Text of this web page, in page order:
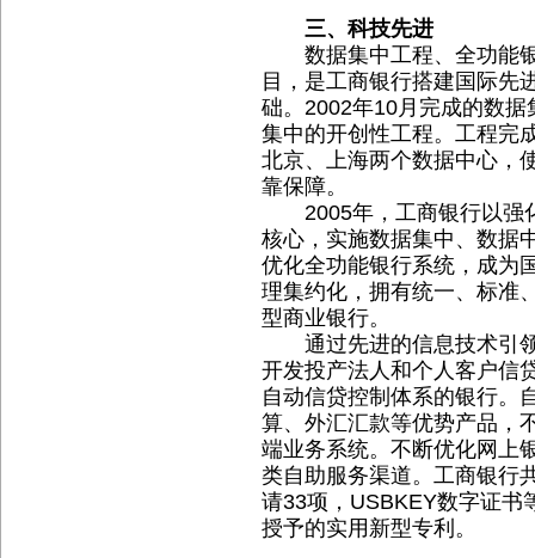
三、科技先进
数据集中工程、全功能银
目，是工商银行搭建国际先
础。2002年10月完成的数
集中的开创性工程。工程完
北京、上海两个数据中心，
靠保障。
2005年，工商银行以强
核心，实施数据集中、数据
优化全功能银行系统，成为
理集约化，拥有统一、标准
型商业银行。
通过先进的信息技术引领
开发投产法人和个人客户信
自动信贷控制体系的银行。
算、外汇汇款等优势产品，
端业务系统。不断优化网上
类自助服务渠道。工商银行
请33项，USBKEY数字证书
授予的实用新型专利。